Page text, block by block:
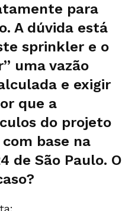
para
A dúvida está
sprinkler e o
uma vazão
e exigir
que a
do projeto
base na
de São Paulo. O